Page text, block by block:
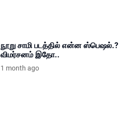
நூறு சாமி படத்தில் என்ன ஸ்பெஷல்.?
விமர்சனம் இதோ..
1 month ago